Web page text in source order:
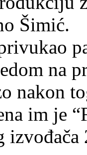
Šimić.
na
nakon
im je
izvođača